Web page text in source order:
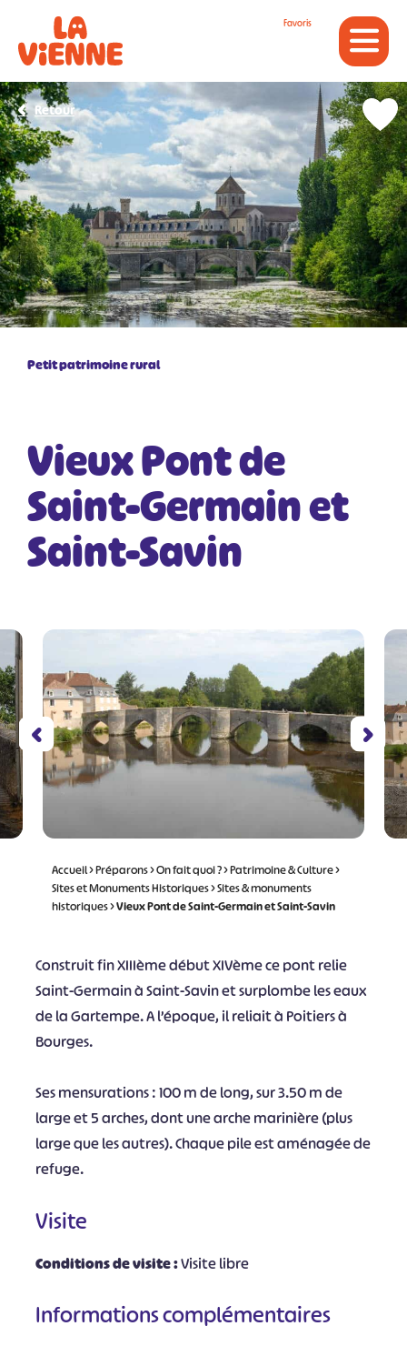
Favoris
Petit patrimoine rural
Vieux Pont de
Saint-Germain et
Saint-Savin
Retour
Accueil>Préparons>On fait quoi ?>Patrimoine & Culture>
Sites et Monuments Historiques>Sites & monuments
historiques>Vieux Pont de Saint-Germain et Saint-Savin
Construit fin XIIIème début XIVème ce pont relie
Saint-Germain à Saint-Savin et surplombe les eaux
de la Gartempe. A l’époque, il reliait à Poitiers à
Bourges.
Ses mensurations : 100 m de long, sur 3.50 m de
large et 5 arches, dont une arche marinière (plus
large que les autres). Chaque pile est aménagée de
refuge.
Visite
Conditions de visite :Visite libre
Informations complémentaires